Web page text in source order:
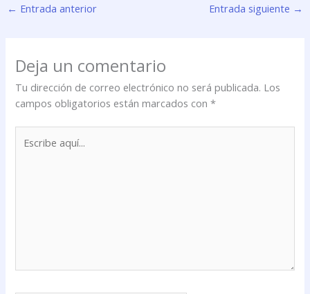
← Entrada anterior Entrada siguiente →
Deja un comentario
Tu dirección de correo electrónico no será publicada. Los
campos obligatorios están marcados con*
aquí...